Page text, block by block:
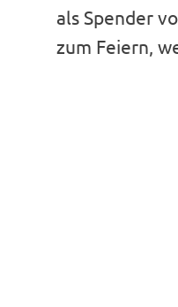
als Spender
zum Feiern,